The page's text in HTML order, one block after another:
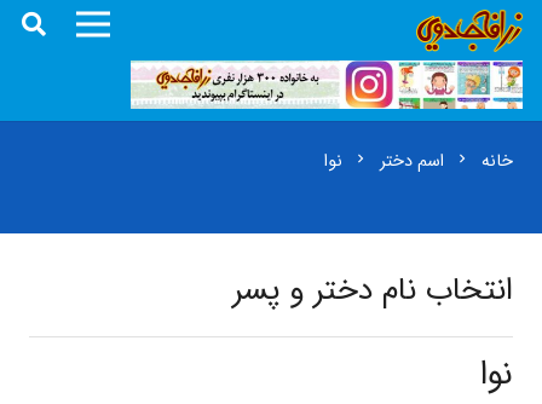
خانه chevron_right اسم دختر chevron_right نوا
انتخاب نام دختر و پسر
نوا